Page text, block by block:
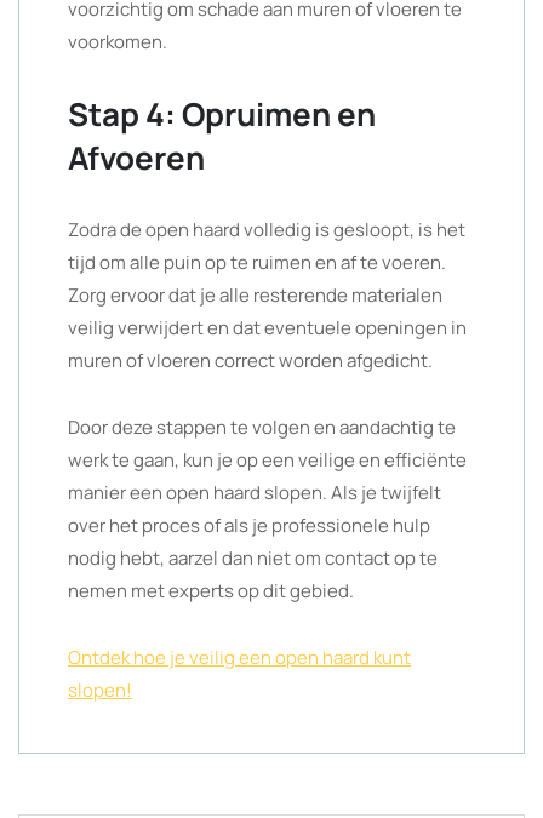
voorzichtig om schade aan muren of vloeren te
voorkomen.
Stap 4: Opruimen en
Afvoeren
Zodra de open haard volledig is gesloopt, is het
tijd om alle puin op te ruimen en af te voeren.
Zorg ervoor dat je alle resterende materialen
veilig verwijdert en dat eventuele openingen in
muren of vloeren correct worden afgedicht.
Door deze stappen te volgen en aandachtig te
werk te gaan, kun je op een veilige en efficiënte
manier een open haard slopen. Als je twijfelt
over het proces of als je professionele hulp
nodig hebt, aarzel dan niet om contact op te
nemen met experts op dit gebied.
Ontdek hoe je veilig een open haard kunt
slopen!